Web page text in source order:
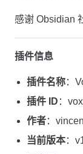
感谢 Obsidian
插件信息
插件名称：
插件 ID ：vox
作者：
当前版本：